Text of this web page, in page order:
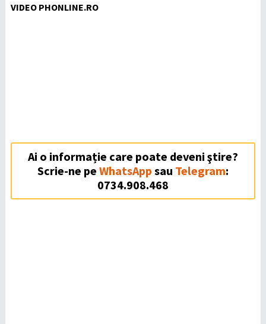
VIDEO PHONLINE.RO
Ai o informație care poate deveni ştire?
Scrie-ne pe WhatsApp sau Telegram:
0734.908.468